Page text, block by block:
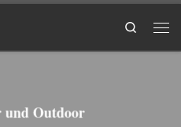
Search
Outdoor